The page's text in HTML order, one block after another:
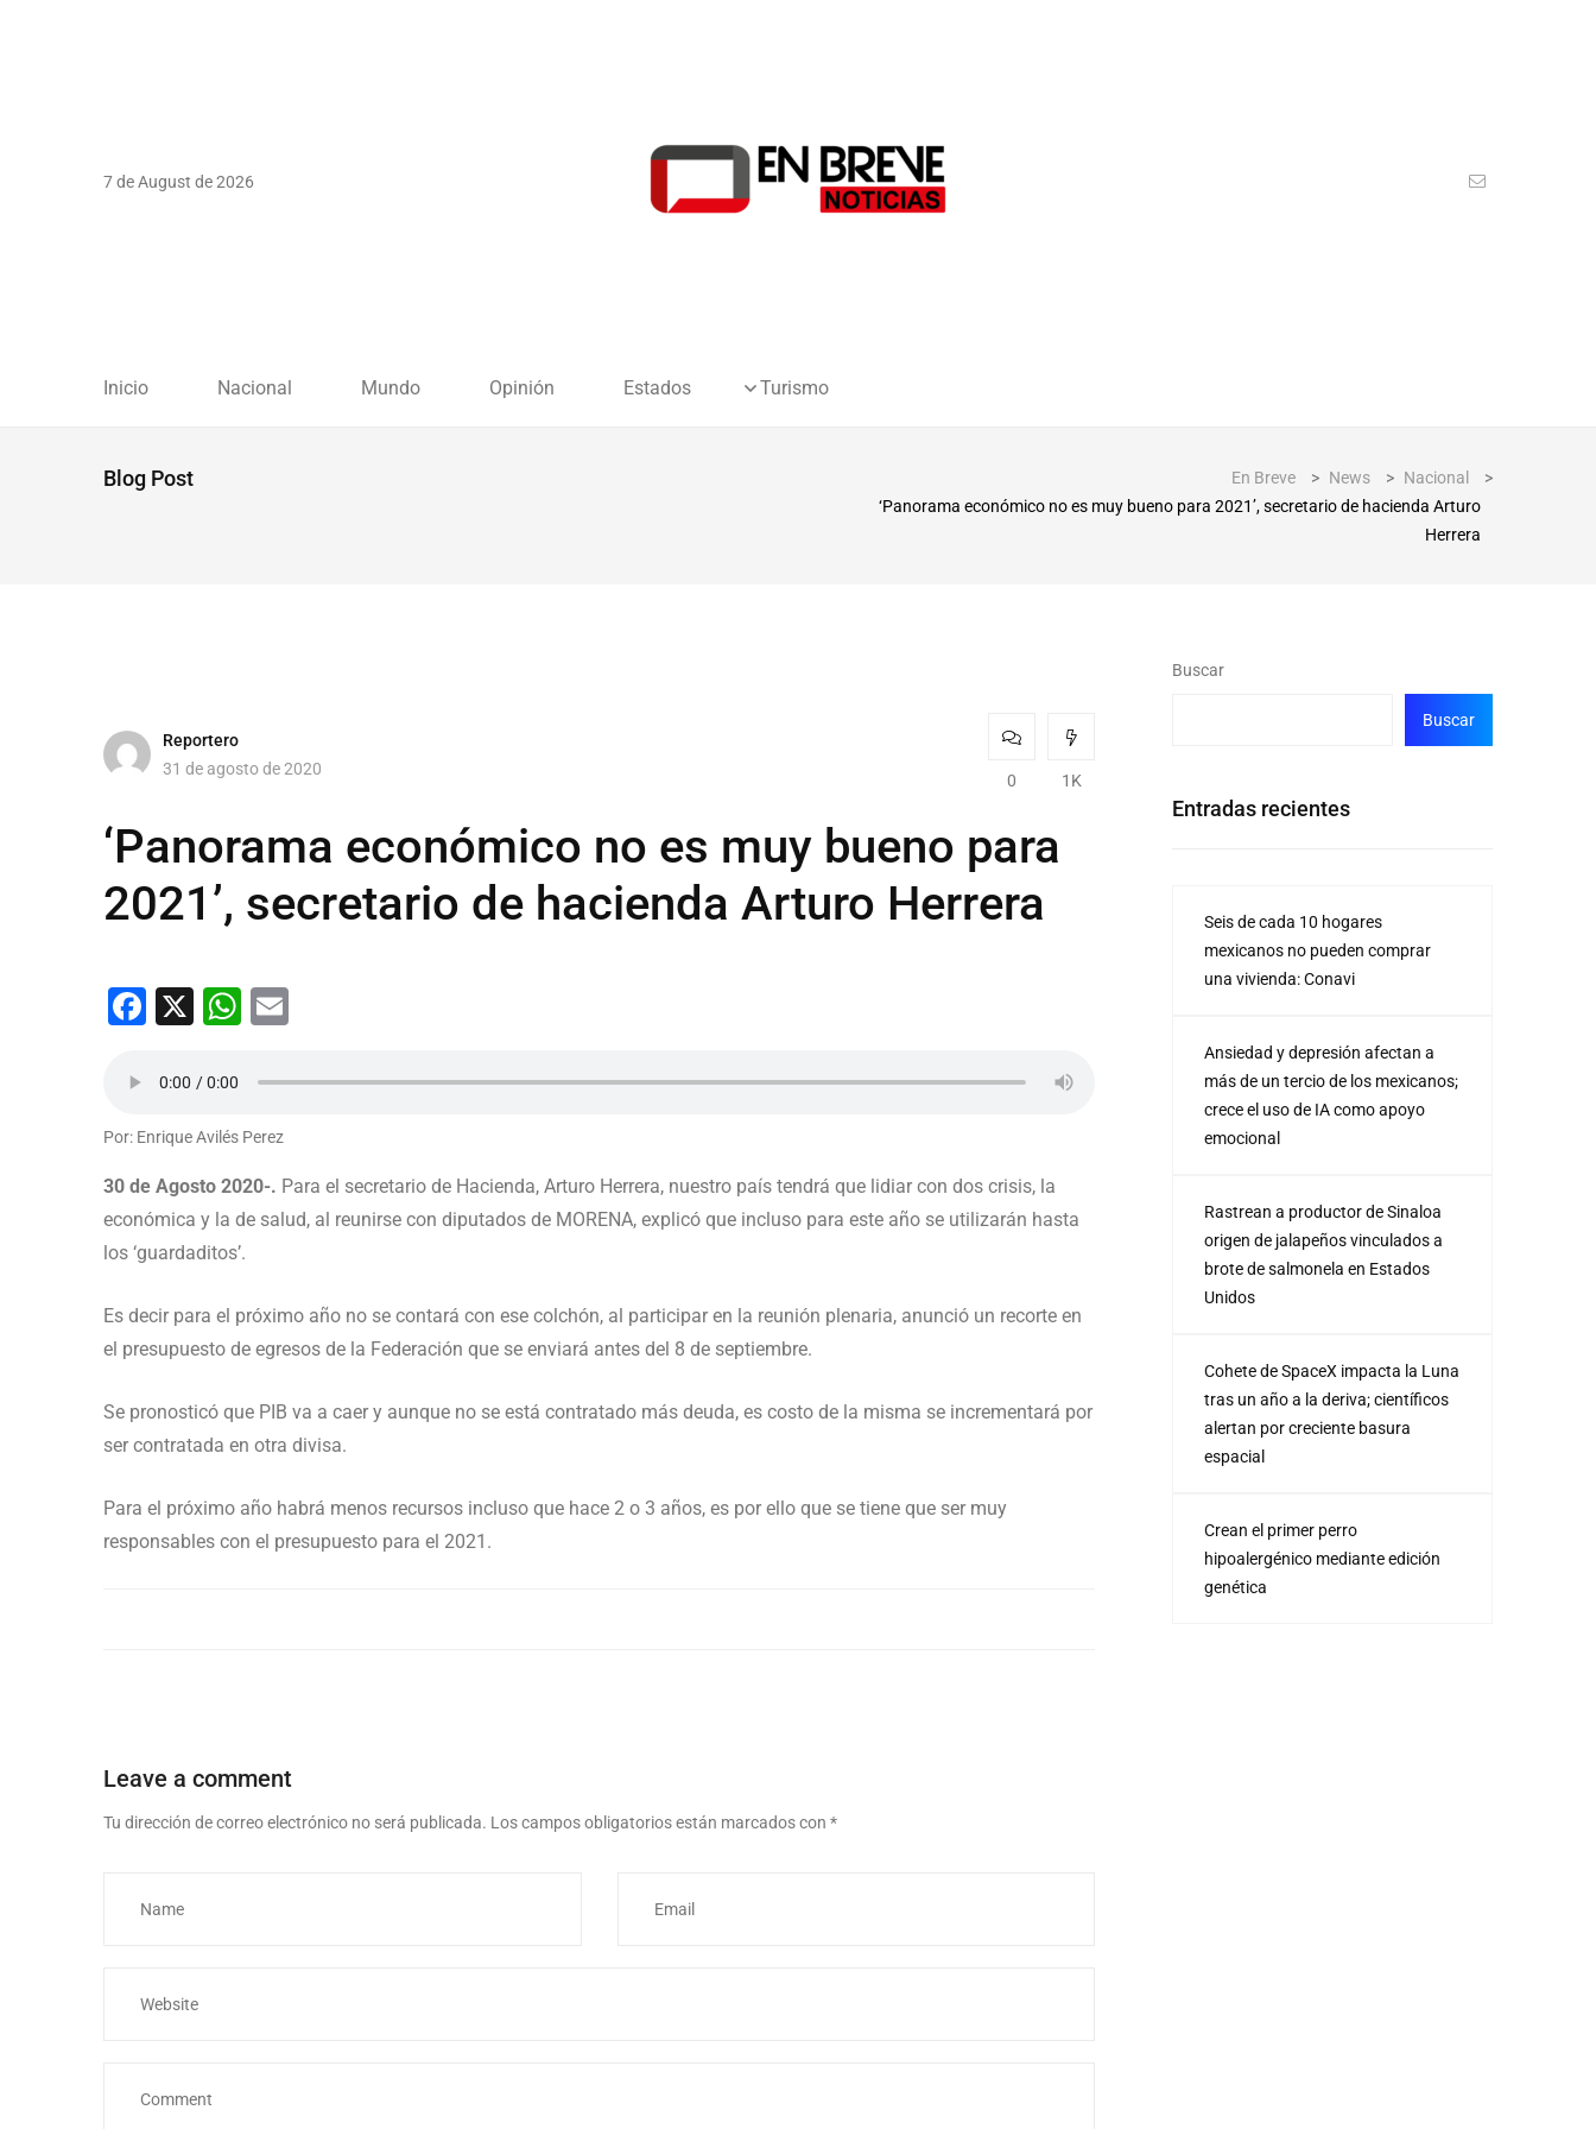
7 de August de 2026
Inicio Nacional Mundo Opinión Estados Turismo
Blog Post En Breve > News > Nacional
>
‘Panorama económico no es muy bueno para 2021’, secretario de hacienda Arturo
Herrera
Reportero
31 de agosto de 2020
0 1K
‘Panorama económico no es muy bueno para
2021’, secretario de hacienda Arturo Herrera
Facebook
X WhatsApp
Por: Enrique Avilés Perez
30 de Agosto 2020-. Para el secretario de Hacienda, Arturo Herrera, nuestro país tendrá que lidiar con dos crisis, la
económica y la de salud, al reunirse con diputados de MORENA, explicó que incluso para este año se utilizarán hasta
los ‘guardaditos’.
Es decir para el próximo año no se contará con ese colchón, al participar en la reunión plenaria, anunció un recorte en
el presupuesto de egresos de la Federación que se enviará antes del 8 de septiembre.
Se pronosticó que PIB va a caer y aunque no se está contratado más deuda, es costo de la misma se incrementará por
ser contratada en otra divisa.
Para el próximo año habrá menos recursos incluso que hace 2 o 3 años, es por ello que se tiene que ser muy
responsables con el presupuesto para el 2021.
Leave a comment
Tu dirección de correo electrónico no será publicada. Los campos obligatorios están marcados con *
Buscar
Buscar
Entradas recientes
Seis de cada 10 hogares
mexicanos no pueden comprar
una vivienda: Conavi
Ansiedad y depresión afectan a
más de un tercio de los mexicanos;
crece el uso de IA como apoyo
emocional
Rastrean a productor de Sinaloa
origen de jalapeños vinculados a
brote de salmonela en Estados
Unidos
Cohete de SpaceX impacta la Luna
tras un año a la deriva; científicos
alertan por creciente basura
espacial
Crean el primer perro
hipoalergénico mediante edición
genética